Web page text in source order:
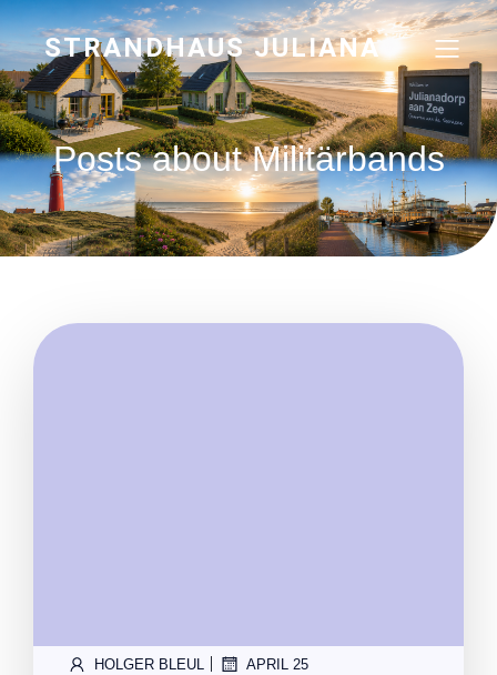
STRANDHAUS JULIANA
Posts about Militärbands
HOLGER BLEUL | APRIL 25